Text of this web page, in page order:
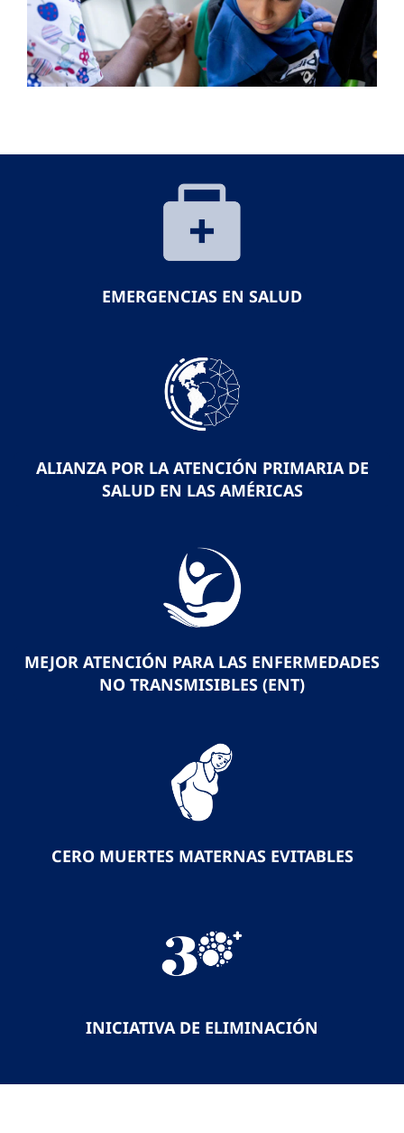
EMERGENCIAS EN SALUD
ALIANZA POR LA ATENCIÓN PRIMARIA DE
SALUD EN LAS AMÉRICAS
MEJOR ATENCIÓN PARA LAS ENFERMEDADES
NO TRANSMISIBLES (ENT)
CERO MUERTES MATERNAS EVITABLES
INICIATIVA DE ELIMINACIÓN